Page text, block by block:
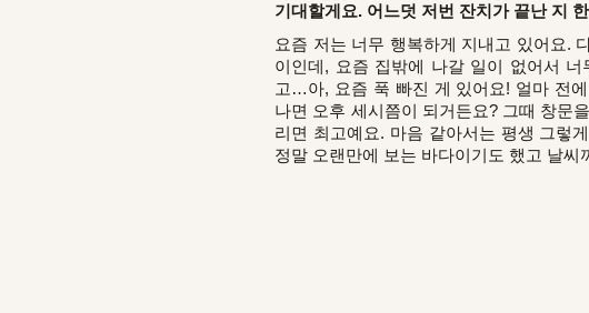
기대할게요. 어느덧 저번 잔치가 끝난 지
요즘 저는 너무 행복하게 지내고 있어요.
이인데, 요즘 집밖에 나갈 일이 없어서
고…아, 요즘 푹 빠진 게 있어요! 얼마 전
나면 오후 세시쯤이 되거든요? 그때 창문
리면 최고예요. 마음 같아서는 평생 그렇
정말 오랜만에 보는 바다이기도 했고 날